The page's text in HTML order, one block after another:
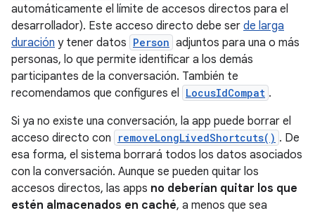
automáticamente el límite de accesos directos para el
desarrollador). Este acceso directo debe ser de larga
duración y tener datos Person adjuntos para una o más
personas, lo que permite identificar a los demás
participantes de la conversación. También te
recomendamos que configures el
LocusIdCompat .
Si ya no existe una conversación, la app puede borrar el
acceso directo con
removeLongLivedShortcuts() . De
esa forma, el sistema borrará todos los datos asociados
con la conversación. Aunque se pueden quitar los
accesos directos, las apps no deberían quitar los que
estén almacenados en caché, a menos que sea